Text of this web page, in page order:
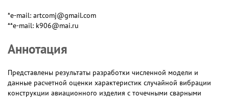
*e-mail: artcomj@gmail.com
**e-mail: k906@mai.ru
Аннотация
Представлены результаты разработки численной модели и
данные расчетной оценки характеристик случайной вибрации
конструкции авиационного изделия с точечными сварными